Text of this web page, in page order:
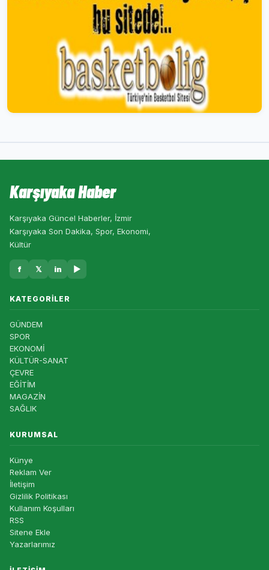
Karşıyaka Haber
Karşıyaka Güncel Haberler, İzmir
Karşıyaka Son Dakika, Spor, Ekonomi,
Kültür
f 𝕏 in ▶
KATEGORILER
GÜNDEM
SPOR
EKONOMİ
KÜLTÜR-SANAT
ÇEVRE
EĞİTİM
MAGAZİN
SAĞLIK
KURUMSAL
Künye
Reklam Ver
İletişim
Gizlilik Politikası
Kullanım Koşulları
RSS
Sitene Ekle
Yazarlarımız